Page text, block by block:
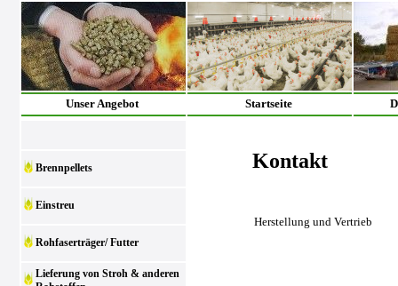
Unser Angebot Startseite
Brennpellets
Einstreu
Rohfaserträger/ Futter
Lieferung von Stroh & anderen
Kontakt
Herstellung und Vertrieb